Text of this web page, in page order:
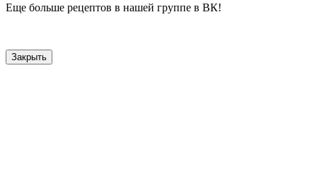
Еще больше рецептов в нашей группе в ВК!
Закрыть